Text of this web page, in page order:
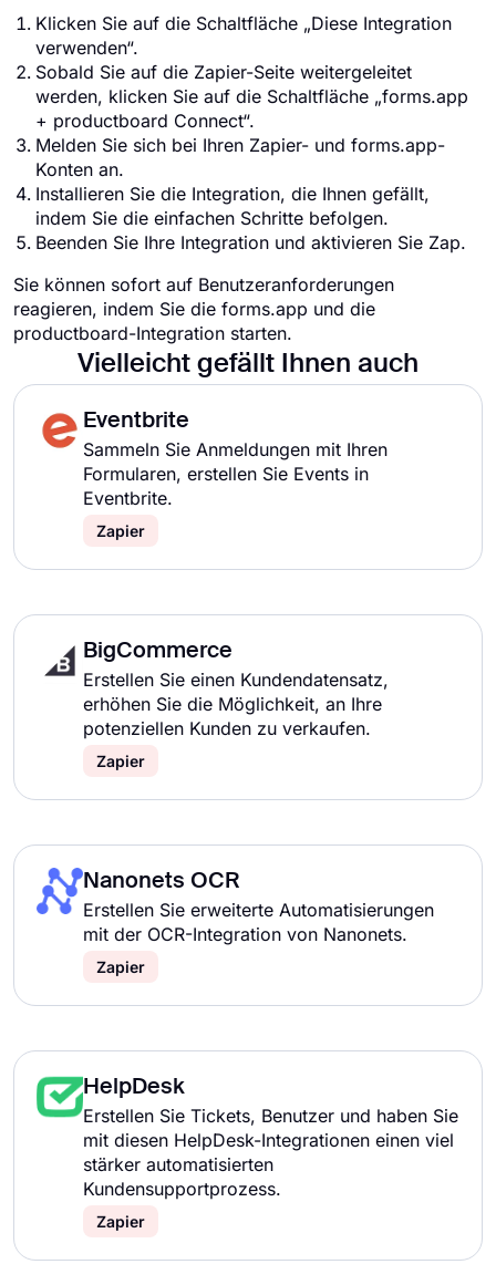
Klicken Sie auf die Schaltfläche „Diese Integration
verwenden“.
Sobald Sie auf die Zapier-Seite weitergeleitet
werden, klicken Sie auf die Schaltfläche „forms.app
+ productboard Connect“.
Melden Sie sich bei Ihren Zapier- und forms.app-
Konten an.
Installieren Sie die Integration, die Ihnen gefällt,
indem Sie die einfachen Schritte befolgen.
Beenden Sie Ihre Integration und aktivieren Sie Zap.
Sie können sofort auf Benutzeranforderungen
reagieren, indem Sie die forms.app und die
productboard-Integration starten.
Vielleicht gefällt Ihnen auch
Eventbrite
Sammeln Sie Anmeldungen mit Ihren
Formularen, erstellen Sie Events in
Eventbrite.
Zapier
BigCommerce
Erstellen Sie einen Kundendatensatz,
erhöhen Sie die Möglichkeit, an Ihre
potenziellen Kunden zu verkaufen.
Zapier
Nanonets OCR
Erstellen Sie erweiterte Automatisierungen
mit der OCR-Integration von Nanonets.
Zapier
HelpDesk
Erstellen Sie Tickets, Benutzer und haben Sie
mit diesen HelpDesk-Integrationen einen viel
stärker automatisierten
Kundensupportprozess.
Zapier